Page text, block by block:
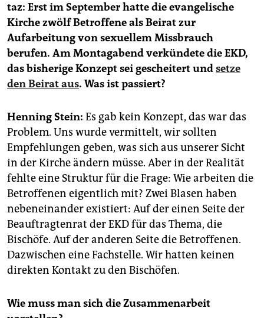
abo
genossenschaft
epaper login
taz: Erst im September hatte die evangelische
Kirche zwölf Betroffene als Beirat zur
Aufarbeitung von sexuellem Missbrauch
berufen. Am Montagabend verkündete die EKD,
das bisherige Konzept sei gescheitert undsetze
den Beirat aus. Was ist passiert?
Henning Stein: Es gab kein Konzept, das war das
Problem. Uns wurde vermittelt, wir sollten
Empfehlungen geben, was sich aus unserer Sicht
in der Kirche ändern müsse. Aber in der Realität
fehlte eine Struktur für die Frage: Wie arbeiten die
Betroffenen eigentlich mit? Zwei Blasen haben
nebeneinander existiert: Auf der einen Seite der
Beauftragtenrat der EKD für das Thema, die
Bischöfe. Auf der anderen Seite die Betroffenen.
Dazwischen eine Fachstelle. Wir hatten keinen
direkten Kontakt zu den Bischöfen.
Wie muss man sich die Zusammenarbeit